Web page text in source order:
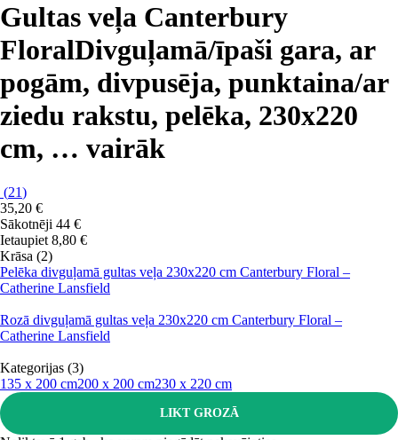
Gultas veļa Canterbury
FloralDivguļamā/īpaši gara, ar
pogām, divpusēja, punktaina/ar
ziedu rakstu, pelēka, 230x220
cm, … vairāk
(21)
35,20 €
Sākotnēji 44 €
Ietaupiet 8,80 €
Krāsa (2)
Pelēka divguļamā gultas veļa 230x220 cm Canterbury Floral –
Catherine Lansfield
Rozā divguļamā gultas veļa 230x220 cm Canterbury Floral –
Catherine Lansfield
Kategorijas (3)
135 x 200 cm200 x 200 cm230 x 220 cm
LIKT GROZĀ